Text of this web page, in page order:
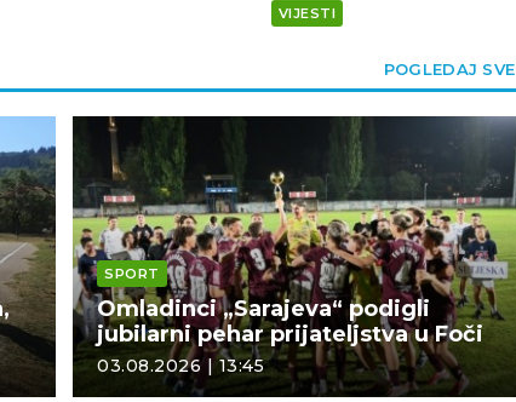
VIJESTI
POGLEDAJ SVE
SPORT
Omladinci „Sarajeva“ podigli
jubilarni pehar prijateljstva u Foči
03.08.2026 | 13:45